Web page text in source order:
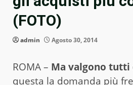
(FOTO)
admin Agosto 30, 2014
ROMA – Ma valgono tutti
questa la domanda più